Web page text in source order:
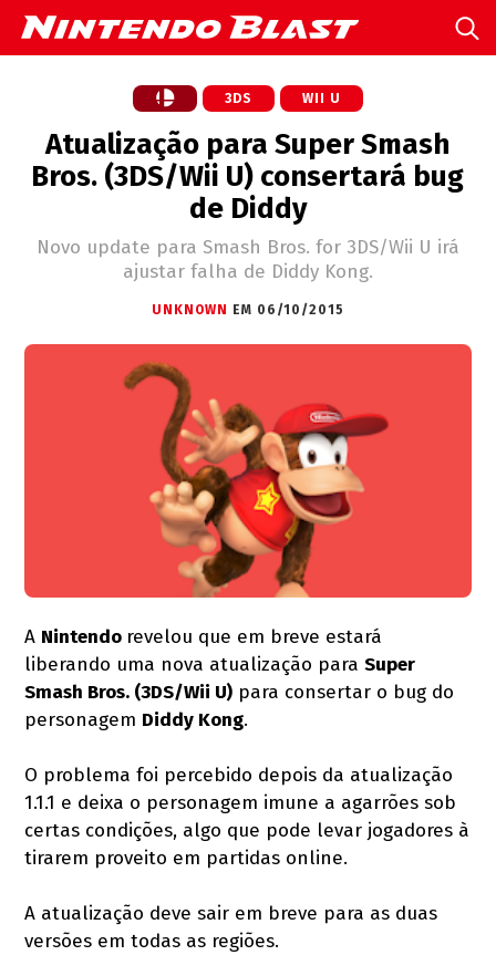
3DS WII U
Atualização para Super Smash
Bros. (3DS/Wii U) consertará bug
de Diddy
Novo update para Smash Bros. for 3DS/Wii U irá
ajustar falha de Diddy Kong.
UNKNOWN EM 06/10/2015
A Nintendo revelou que em breve estará
liberando uma nova atualização paraSuper
Smash Bros. (3DS/Wii U) para consertar o bug do
personagem Diddy Kong.
O problema foi percebido depois da atualização
1.1.1 e deixa o personagem imune a agarrões sob
certas condições, algo que pode levar jogadores à
tirarem proveito em partidas online.
A atualização deve sair em breve para as duas
versões em todas as regiões.